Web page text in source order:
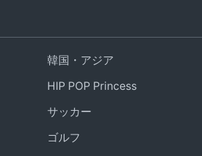
韓国・アジア
HIP POP Princess
サッカー
ゴルフ